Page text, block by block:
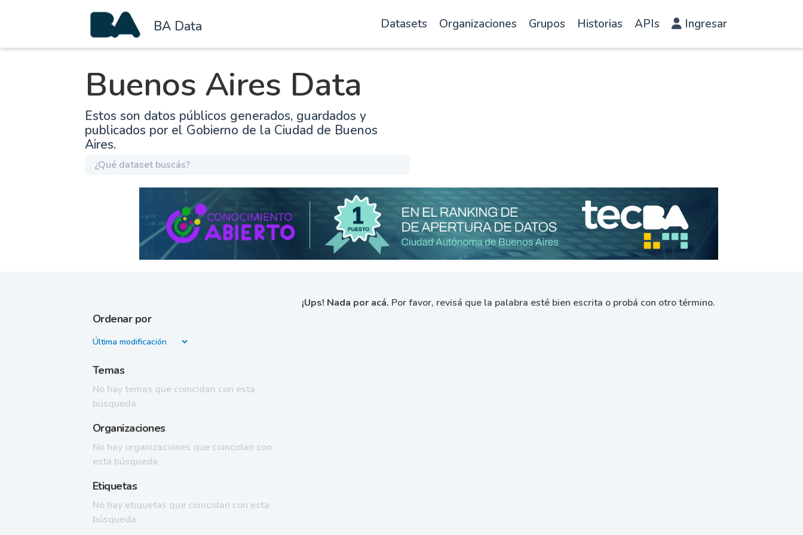
BA Data Datasets Organizaciones Grupos Historias APIs Ingresar
Buenos Aires Data
Estos son datos públicos generados, guardados y
publicados por el Gobierno de la Ciudad de Buenos
Aires.
Ordenar por
Temas
No hay temas que coincidan con esta
búsqueda
Organizaciones
No hay organizaciones que coincidan con
esta búsqueda
Etiquetas
No hay etiquetas que coincidan con esta
búsqueda
¡Ups! Nada por acá. Por favor, revisá que la palabra esté bien escrita o probá con otro término.